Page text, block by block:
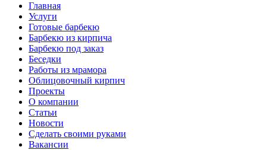
Главная
Услуги
Готовые барбекю
Барбекю из кирпича
Барбекю под заказ
Беседки
Работы из мрамора
Облицовочный кирпич
Проекты
О компании
Статьи
Новости
Сделать своими руками
Вакансии